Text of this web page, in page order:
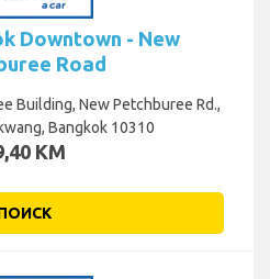
Downtown - New
Road
Building, New Petchburee Rd.,
Bangkok 10310
KM